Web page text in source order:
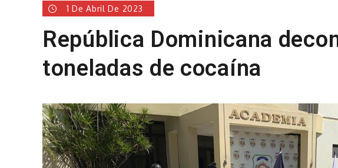
1 De Abril De 2023
República Dominicana
toneladas de cocaína